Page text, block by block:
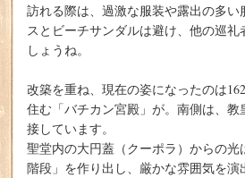
訪れる際は、過激な服装や露出の多
スとビーチサンダルは避け、他の巡礼
しょうね。
改築を重ね、現在の姿になったのは
住む「バチカン宮殿」が。南側は、
接しています。
聖堂内の大円蓋（クーポラ）からの
階段」を作り出し、厳かな雰囲気を演